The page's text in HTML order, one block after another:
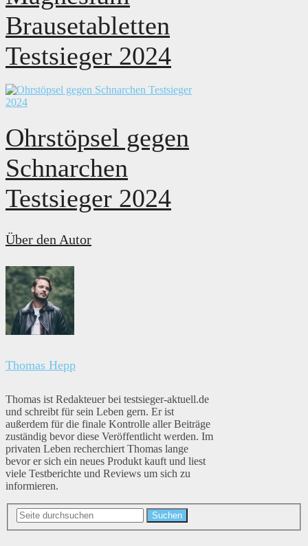
Brausetabletten
Testsieger 2024
Ohrstöpsel gegen
Schnarchen
Testsieger 2024
Über den Autor
Thomas Hepp
Thomas ist Redakteuer bei testsieger-aktuell.de
und schreibt für sein Leben gern. Er ist
außerdem für die finale Kontrolle aller Beiträge
zuständig bevor diese Veröffentlicht werden. Im
privaten Leben recherchiert Thomas lange
bevor er sich ein neues Produkt kauft und liest
viele Testberichte und Reviews um sich zu
informieren.
Suchen